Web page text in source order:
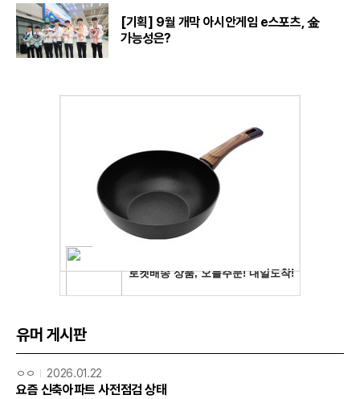
[기획] 9월 개막 아시안게임 e스포츠, 金
가능성은?
유머 게시판
ㅇㅇ 2026.01.22
요즘 신축아파트 사전점검 상태